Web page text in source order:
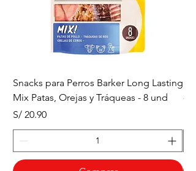
Snacks para Perros Barker Long Lasting
Mix Patas, Orejas y Tráqueas - 8 und
Precio
S/ 20.90
-